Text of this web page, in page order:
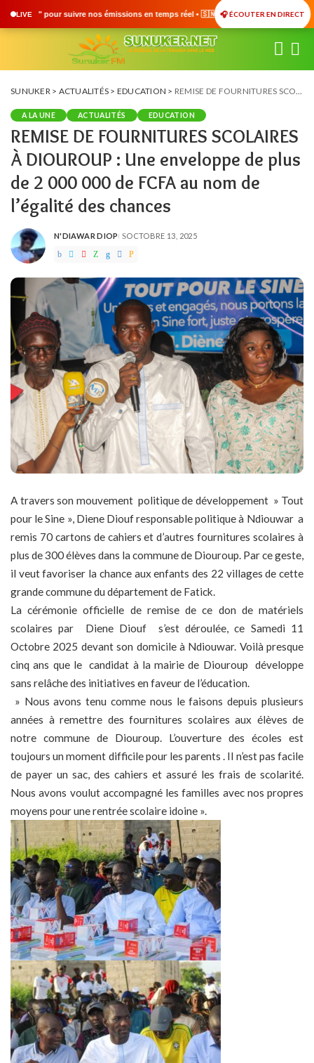
LIVE
émissions en temps réel • 🇸🇳 Actualités du Sénégal • 🌍 Actualités🎧 ÉCOUTER EN DIRECT
SUNUKER> ACTUALITÉS > EDUCATION > REMISE DE FOURNITURES SCOLAIRES À DIOUROUP : Une enveloppe de plus de 2 000 000 de FCFA au nom de l’égalité des chances
A LA UNE ACTUALITÉS EDUCATION
REMISE DE FOURNITURES SCOLAIRES
À DIOUROUP : Une enveloppe de plus
de 2 000 000 de FCFA au nom de
l’égalité des chances
POSTED
BY
N'DIAWAR DIOP OCTOBRE 13, 2025
A travers son mouvement politique de développement » Tout
pour le Sine », Diene Diouf responsable politique à Ndiouwar a
remis 70 cartons de cahiers et d’autres fournitures scolaires à
plus de 300 élèves dans la commune de Diouroup. Par ce geste,
il veut favoriser la chance aux enfants des 22 villages de cette
grande commune du département de Fatick.
La cérémonie officielle de remise de ce don de matériels
scolaires par Diene Diouf s’est déroulée, ce Samedi 11
Octobre 2025 devant son domicile à Ndiouwar. Voilà presque
cinq ans que le candidat à la mairie de Diouroup développe
sans relâche des initiatives en faveur de l’éducation.
» Nous avons tenu comme nous le faisons depuis plusieurs
années à remettre des fournitures scolaires aux élèves de
notre commune de Diouroup. L’ouverture des écoles est
toujours un moment difficile pour les parents . Il n’est pas facile
de payer un sac, des cahiers et assuré les frais de scolarité.
Nous avons voulut accompagné les familles avec nos propres
moyens pour une rentrée scolaire idoine ».